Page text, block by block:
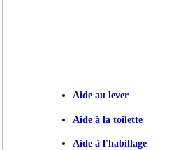
Aide au lever
Aide à la toilette
Aide à l'habillage